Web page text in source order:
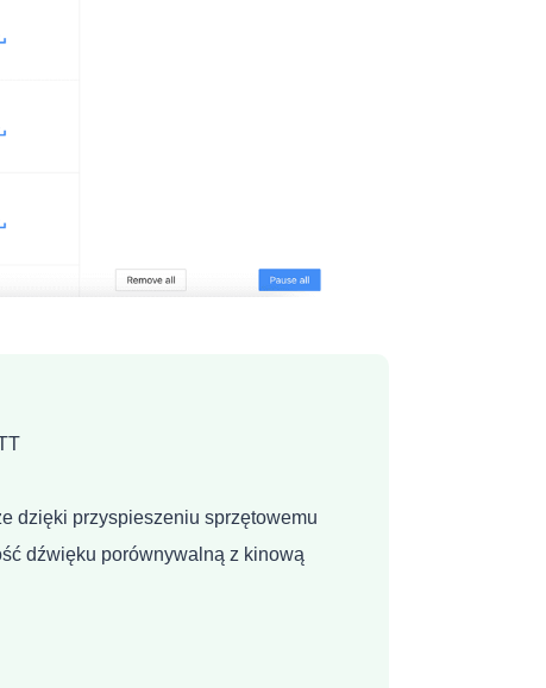
dzięki przyspieszeniu sprzętowemu
dźwięku porównywalną z kinową